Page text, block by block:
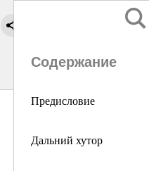
Содержание
Предисловие
Дальний хутор